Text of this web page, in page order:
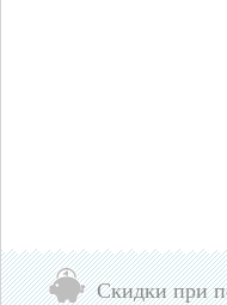
Скидки при